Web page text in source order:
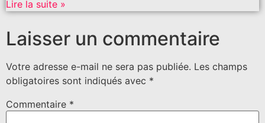
Lire la suite »
Laisser un commentaire
Votre adresse e-mail ne sera pas publiée. Les champs
obligatoires sont indiqués avec *
Commentaire *